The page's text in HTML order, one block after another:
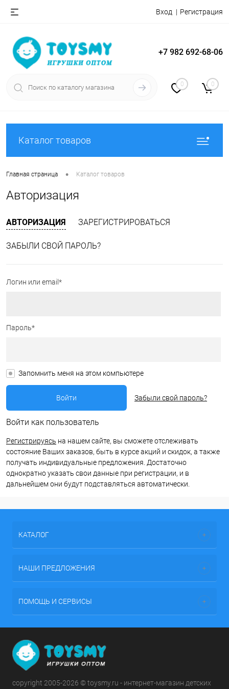
Вход Регистрация
+7 982 692-68-06
0 0
Каталог товаров
Главная страница • Каталог товаров
Авторизация
АВТОРИЗАЦИЯ ЗАРЕГИСТРИРОВАТЬСЯ
ЗАБЫЛИ СВОЙ ПАРОЛЬ?
Логин или email*
Пароль*
Запомнить меня на этом компьютере
Забыли свой пароль?
Войти как пользователь
Регистрируясь на нашем сайте, вы сможете отслеживать
состояние Ваших заказов, быть в курсе акций и скидок, а также
получать индивидуальные предложения. Достаточно
однократно указать свои данные при регистрации, и в
дальнейшем они будут подставляться автоматически.
КАТАЛОГ
НАШИ ПРЕДЛОЖЕНИЯ
ПОМОЩЬ И СЕРВИСЫ
copyright 2005-2026 © toysmy.ru - интернет-магазин детских